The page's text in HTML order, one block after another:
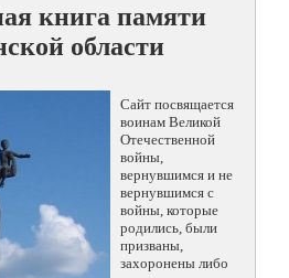
книга памяти
области
Сайт посвящается
воинам Великой
Отечественной
войны,
вернувшимся и не
вернувшимся с
войны, которые
родились, были
призваны,
захоронены либо